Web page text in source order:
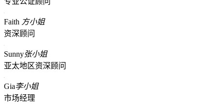
Faith 方小姐
资深顾问
Sunny张小姐
亚太地区资深顾问
Gia李小姐
市场经理